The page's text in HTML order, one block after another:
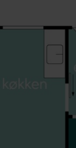
Området
motorvej,
natur og ægte
fra hverdagen